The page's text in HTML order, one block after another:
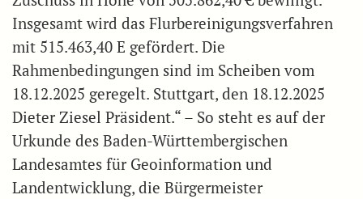
Insgesamt wird das Flurbereinigungsverfahren
mit 515.463,40 E gefördert. Die
Rahmenbedingungen sind im Scheiben vom
18.12.2025 geregelt. Stuttgart, den 18.12.2025
Dieter Ziesel Präsident.“ – So steht es auf der
Urkunde des Baden-Württembergischen
Landesamtes für Geoinformation und
Landentwicklung, die Bürgermeister